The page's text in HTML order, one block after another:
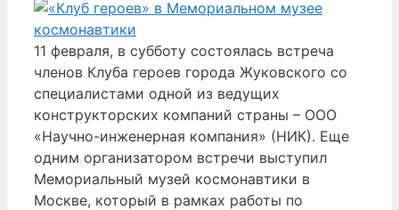
11 февраля, в субботу состоялась встреча
членов Клуба героев города Жуковского со
специалистами одной из ведущих
конструкторских компаний страны – ООО
«Научно-инженерная компания» (НИК). Еще
одним организатором встречи выступил
Мемориальный музей космонавтики в
Москве, который в рамках работы по